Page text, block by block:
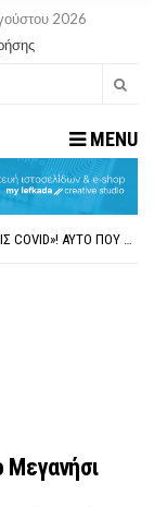
2026
MENU
FAKE NEWS ΓΙΑ ΤΟ ΛΙΓΝΙΤΙΚΌ ΣΤΑΘΜΌ ΠΤΟΛΕΜΑΪ́ΔΑ 5 ΚΑΙ ΤΗΝ ΕΝΕΡΓΕΙΑΚΉ ΑΣΦΆΛΕΙΑ ΤΗΣ ΧΏΡΑΣ
Μεγανήσι